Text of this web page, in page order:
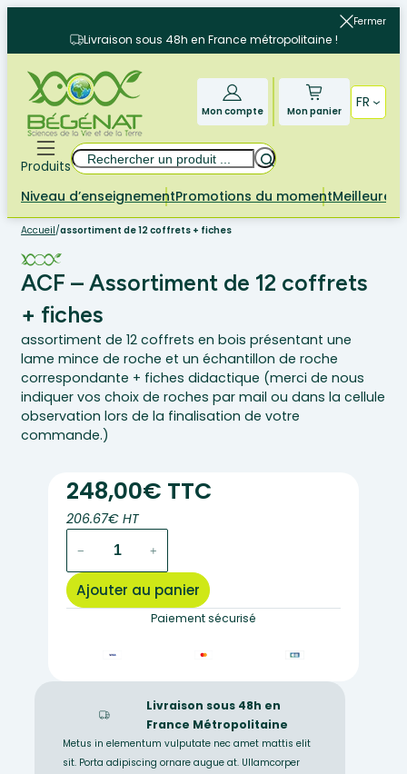
contenu
Fermer
Livraison sous 48h en France métropolitaine !
Mon compte Mon panier
FR
Produits
Rechercher
Niveau d’enseignementPromotions du momentMeilleures
Accueil/assortiment de 12 coffrets + fiches
ACF – Assortiment de 12 coffrets
+ fiches
assortiment de 12 coffrets en bois présentant une
lame mince de roche et un échantillon de roche
correspondante + fiches didactique (merci de nous
indiquer vos choix de roches par mail ou dans la cellule
observation lors de la finalisation de votre
commande.)
248,00€ TTC
206.67€ HT
ACF
–
fiches
− +
Ajouter au panier
Paiement sécurisé
Livraison sous 48h en
France Métropolitaine
Metus in elementum vulputate nec amet mattis elit
sit. Porta adipiscing ornare augue at. Ullamcorper